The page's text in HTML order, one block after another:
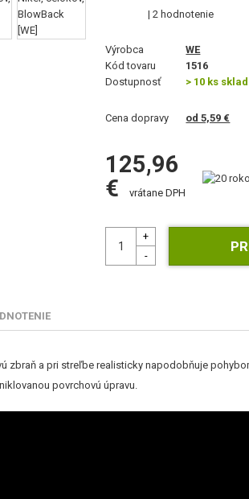
| 2 hodnotenie
Výrobca
WE
Kód tovaru
1516
Dostupnosť
> 10 ks
Cena dopravy od 5,59 €
125,96
€
vrátane DPH
zbraň a pri streľbe realisticky napodobňuje
povrchovú úpravu.